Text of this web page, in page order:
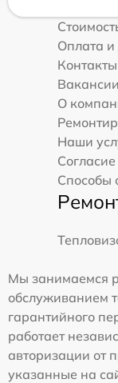
Оплата и
Контакты
Вакансии
О
Наши
Способы
Мы занимаемся
обслуживанием
гарантийного
работает
авторизации от
указанные на